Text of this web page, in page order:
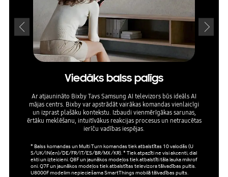
Viedāks balss palīgs
Ar atjaunināto Bixby Tavs Samsung AI televizors būs ideāls AI
mājas centrs. Bixby var apstrādāt vairākas komandas vienlaicīgi
un izprast plašāku kontekstu. Izbaudi vienmērīgākas sarunas,
ērtāku meklēšanu, intuitīvākus reakcijas procesus un netraucētas
ierīču vadības iespējas.
* Balss komandas un Multi Turn komandas tiek atbalstītas 10 valodās (U
S/UK/IN(en)/DE/FR/IT/ES/BR/MX/KR). * Tiek atpazīti ne visi akcenti, dial
ekti un izteicieni. Q8F un jaunākos modeļos tiek atbalstīti tāla lauka mikrof
oni. Q7F un jaunākos modeļos tiek atbalstītas televizora tālvadības pultis.
U8000F modelim nepieciešama SmartThings mobilā tālvadības pults.